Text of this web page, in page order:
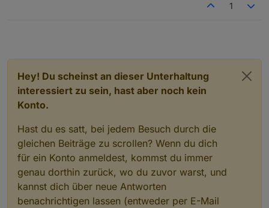
1
Hey! Du scheinst an dieser Unterhaltung
interessiert zu sein, hast aber noch kein
Konto.
Hast du es satt, bei jedem Besuch durch die
gleichen Beiträge zu scrollen? Wenn du dich
für ein Konto anmeldest, kommst du immer
genau dorthin zurück, wo du zuvor warst, und
kannst dich über neue Antworten
benachrichtigen lassen (entweder per E-Mail